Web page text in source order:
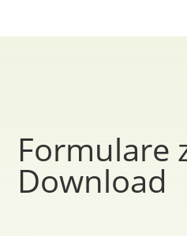
Formulare
Download